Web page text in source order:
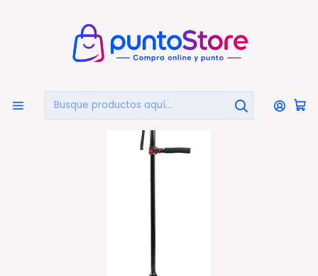
OTRAS CATEGORIAS Salud y Equipamiento Médico
Bastones
Bastón Plegable Con Luz Led Y 4 Puntos De Apoyo - Ps